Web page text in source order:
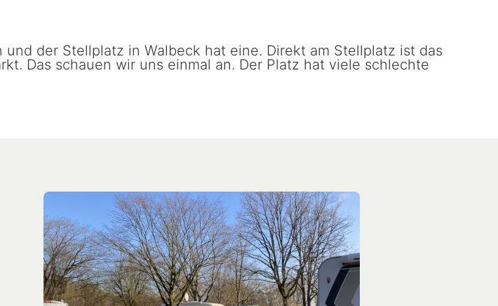
der Stellplatz in Walbeck hat eine. Direkt am Stellplatz ist das
Das schauen wir uns einmal an. Der Platz hat viele schlechte